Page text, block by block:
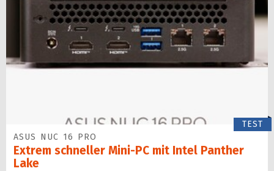
TEST
ASUS NUC 16 PRO
Extrem schneller Mini-PC mit Intel Panther
Lake